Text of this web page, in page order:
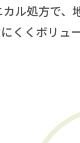
ル処方で、
くくボリュ